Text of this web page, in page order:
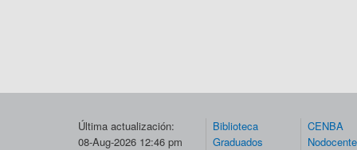
Última actualización:
08-Aug-2026 12:46 pm
Biblioteca
Graduados
CENBA